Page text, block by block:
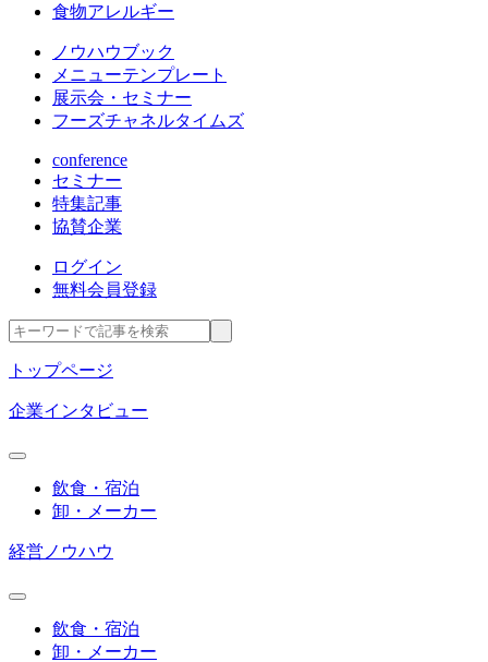
食物アレルギー
ノウハウブック
メニューテンプレート
展示会・セミナー
フーズチャネルタイムズ
conference
セミナー
特集記事
協賛企業
ログイン
無料会員登録
トップページ
企業インタビュー
飲食・宿泊
卸・メーカー
経営ノウハウ
飲食・宿泊
卸・メーカー